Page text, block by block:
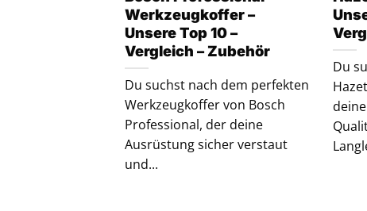
Werkzeugkoffer –
Unsere Top 10 –
Vergleich – Zubehör
Du suchst nach dem perfekten
Werkzeugkoffer von Bosch
Professional, der deine
Ausrüstung sicher verstaut
und...
Du